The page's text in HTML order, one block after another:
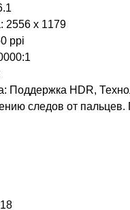
2556 x 1179
ppi
Поддержка HDR,
следов от